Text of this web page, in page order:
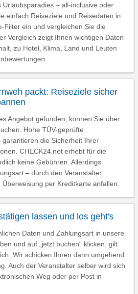
Urlaubsparadies – all-inclusive oder
einfach Reiseziele und Reisedaten in
Filter ein und vergleichen Sie die
Vergleich zeigt Ihnen wichtigen Daten
zu Hotel, Klima, Land und Leuten
packt: Reiseziele sicher
Angebot gefunden, können Sie über
Hohe TÜV-geprüfte
garantieren die Sicherheit Ihrer
CHECK24.net erhebt für die
keine Gebühren. Allerdings
– durch den Veranstalter
per Kreditkarte anfallen.
lassen und los geht's
Daten und Zahlungsart in unsere
und auf „jetzt buchen“ klicken, gilt
Wir schicken Ihnen dann umgehend
Auch der Veranstalter selber wird sich
Weg oder per Post in